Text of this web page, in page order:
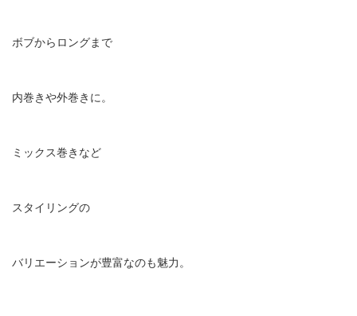
ボブからロングまで
内巻きや外巻きに。
ミックス巻きなど
スタイリングの
バリエーションが豊富なのも魅力。